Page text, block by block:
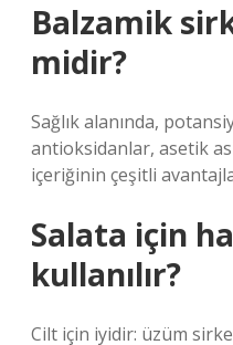
Balzamik
midir?
Sağlık alanında,
antioksidanlar, asetik
içeriğinin çeşitli
Salata için
kullanılır?
Cilt için iyidir: üzüm